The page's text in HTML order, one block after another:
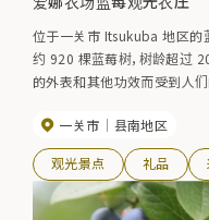
位于一关市 Itsukuba 地区的
约 920 棵蓝莓树，树龄超过
的外表和其他功效而受到人
一关市
县南地区
观光景点 礼品